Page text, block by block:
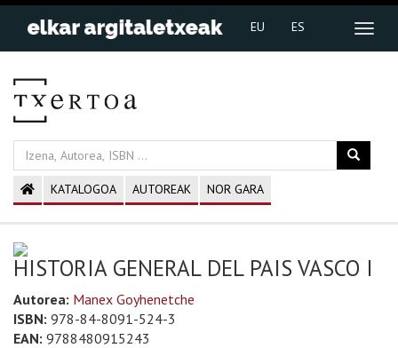
EU ES
KATALOGOA AUTOREAK NOR GARA
HISTORIA GENERAL DEL PAIS VASCO I
Autorea: Manex Goyhenetche
ISBN: 978-84-8091-524-3
EAN: 9788480915243